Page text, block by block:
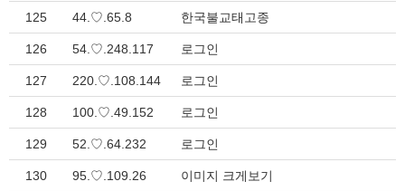
125 44.♡.65.8 한국불교태고종
126 54.♡.248.117 로그인
127 220.♡.108.144 로그인
128 100.♡.49.152 로그인
129 52.♡.64.232 로그인
130 95.♡.109.26 이미지 크게보기